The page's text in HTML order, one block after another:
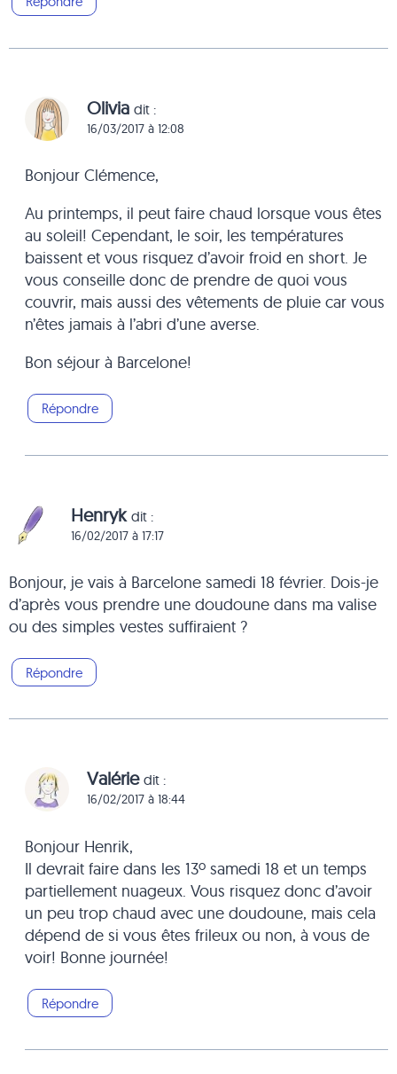
Olivia dit :
16/03/2017 à 12:08
Bonjour Clémence,
Au printemps, il peut faire chaud lorsque vous êtes
au soleil! Cependant, le soir, les températures
baissent et vous risquez d’avoir froid en short. Je
vous conseille donc de prendre de quoi vous
couvrir, mais aussi des vêtements de pluie car vous
n’êtes jamais à l’abri d’une averse.
Bon séjour à Barcelone!
Répondre
Henryk dit :
16/02/2017 à 17:17
Bonjour, je vais à Barcelone samedi 18 février. Dois-je
d’après vous prendre une doudoune dans ma valise
ou des simples vestes suffiraient ?
Répondre
Valérie dit :
16/02/2017 à 18:44
Bonjour Henrik,
Il devrait faire dans les 13º samedi 18 et un temps
partiellement nuageux. Vous risquez donc d’avoir
un peu trop chaud avec une doudoune, mais cela
dépend de si vous êtes frileux ou non, à vous de
voir! Bonne journée!
Répondre